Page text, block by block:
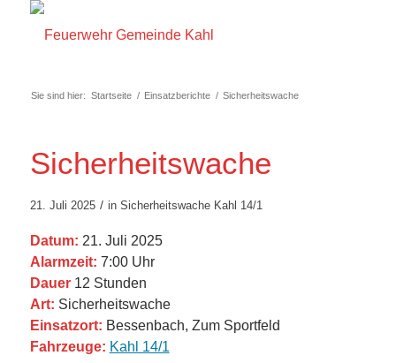
Sie sind hier: Startseite / Einsatzberichte / Sicherheitswache
Sicherheitswache
21. Juli 2025 / in Sicherheitswache Kahl 14/1
Datum: 21. Juli 2025
Alarmzeit: 7:00 Uhr
Dauer12 Stunden
Art: Sicherheitswache
Einsatzort: Bessenbach, Zum Sportfeld
Fahrzeuge: Kahl 14/1